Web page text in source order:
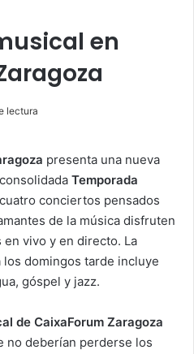
en
lectura
presenta una nueva
Temporada
conciertos pensados
de la música disfruten
vivo y en directo. La
domingos tarde incluye
góspel y jazz.
de CaixaForum Zaragoza
no deberían perderse los